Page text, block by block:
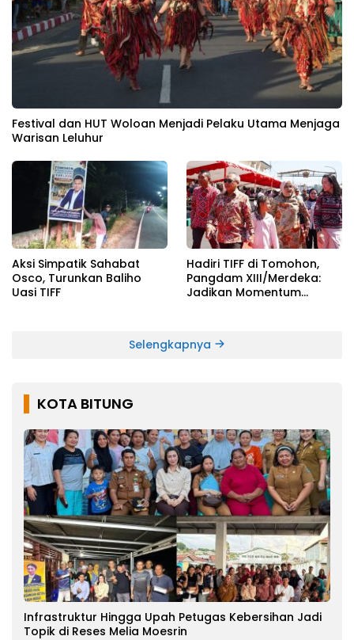
Festival dan HUT Woloan Menjadi Pelaku Utama Menjaga
Warisan Leluhur
Aksi Simpatik Sahabat
Osco, Turunkan Baliho
Uasi TIFF
Hadiri TIFF di Tomohon,
Pangdam XIII/Merdeka:
Jadikan Momentum
Selengkapnya
KOTA BITUNG
Infrastruktur Hingga Upah Petugas Kebersihan Jadi
Topik di Reses Melia Moesrin